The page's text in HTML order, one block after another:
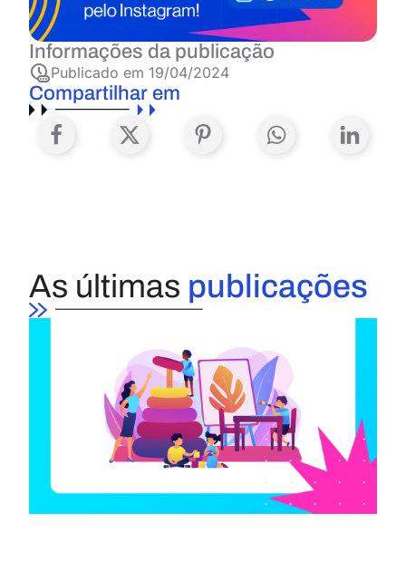
Informações da publicação
Publicado em 19/04/2024
Compartilhar em
As últimas publicações